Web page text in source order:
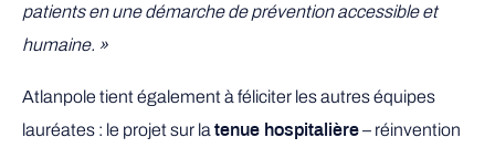
patients en une démarche de prévention accessible et
humaine. »
Atlanpole tient également à féliciter les autres équipes
lauréates : le projet sur la tenue hospitalière – réinvention